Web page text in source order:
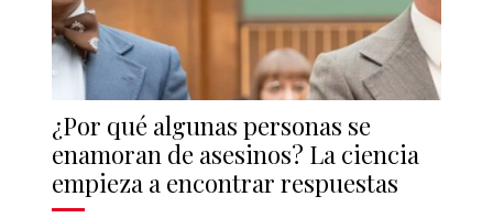
¿Por qué algunas personas se
enamoran de asesinos? La ciencia
empieza a encontrar respuestas